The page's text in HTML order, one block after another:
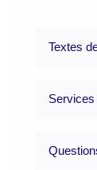
Textes
Services